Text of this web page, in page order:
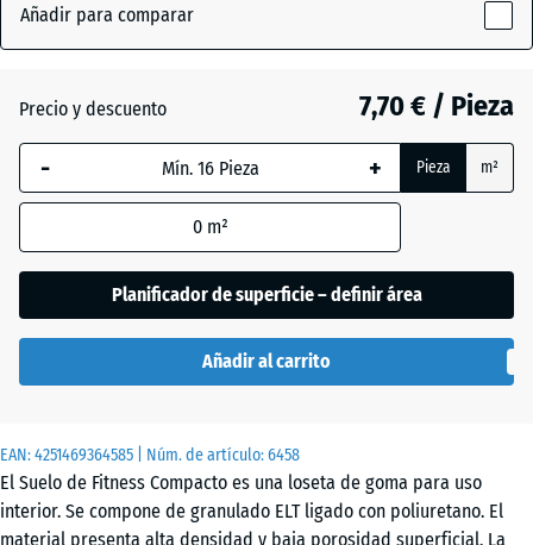
EAN:4251469364585 | Núm. de artículo:6458
El Suelo de Fitness Compacto es una loseta de goma para uso
interior. Se compone de granulado ELT ligado con poliuretano. El
material presenta alta densidad y baja porosidad superficial. La
ligeramente
Antracita - 1,10 €
ligeramente
moteado
La dimensión
seleccionada,
enmarcada
utiliza para
el cálculo de
necesidades
(salvo que se
producto).
50
×
Añadir para comparar
Precio y descuento 7,70 € / Pieza
- + Pieza m²
0 m²
Planificador de superficie – definir área
Añadir al carrito